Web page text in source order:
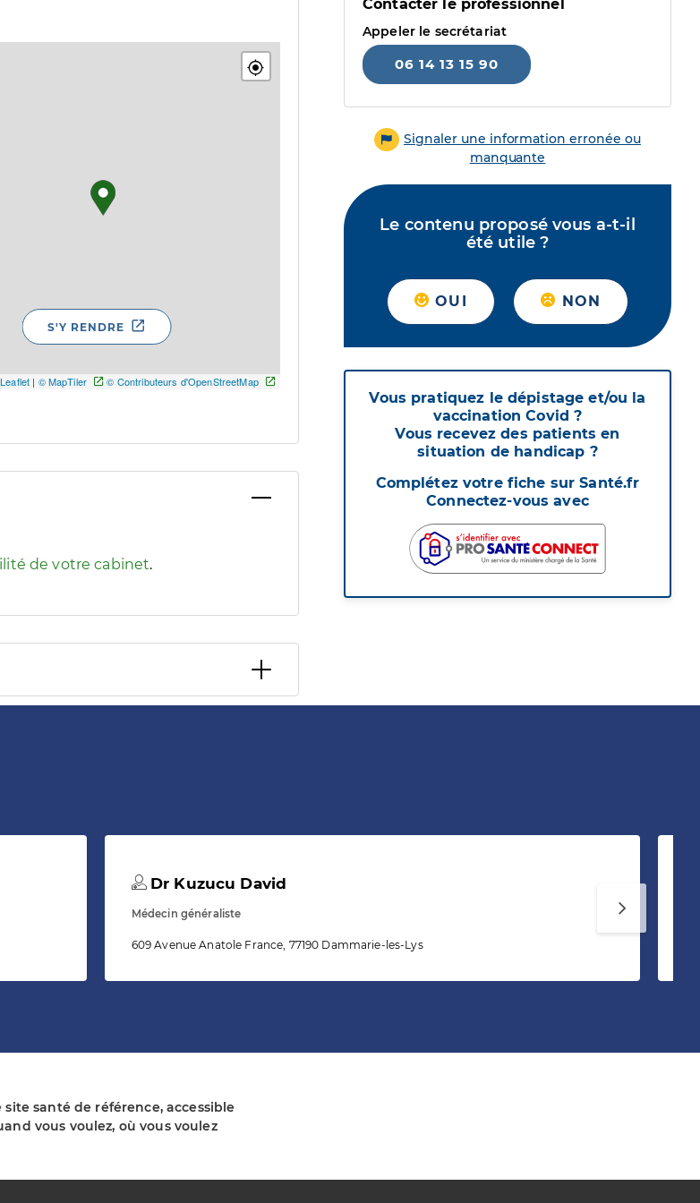
Leaflet | © MapTiler © Contributeurs d'OpenStreetMap
S'Y RENDRE
informations d'accessibilité associées
de votre cabinet.
Contacter le professionnel
Appeler le secrétariat
06 14 13 15 90
Signaler une information erronée ou
manquante
Le contenu proposé vous a-t-il
été utile ?
OUI NON
Vous pratiquez le dépistage et/ou la
vaccination Covid ?
Vous recevez des patients en
situation de handicap ?
Complétez votre fiche sur Santé.fr
Connectez-vous avec
Dr Kuzucu David
Médecin généraliste
609 Avenue Anatole France, 77190 Dammarie-les-Lys
site santé de référence, accessible
vous voulez, où vous voulez